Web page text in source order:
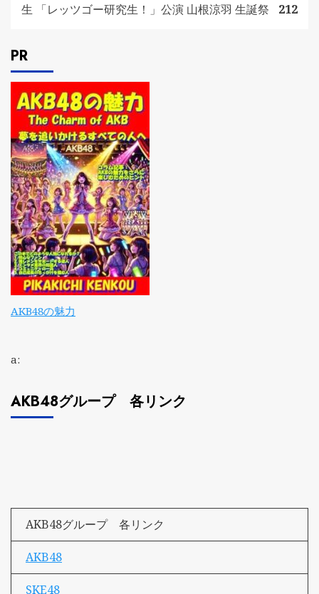
生 「レッツゴー研究生！」公演 山根涼羽 生誕祭
212
PR
AKB48の魅力
a:
AKB48グループ 各リンク
AKB48グループ 各リンク
AKB48
SKE48